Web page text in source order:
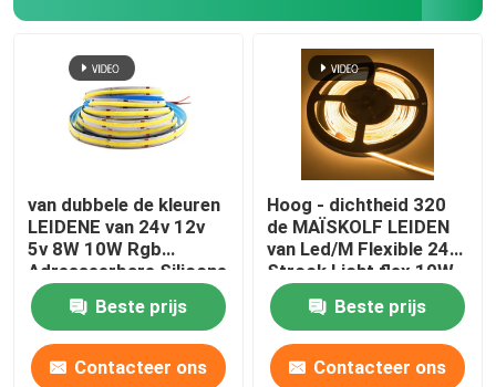
licht van de neon het flexibele strook
De Strooklicht van het siliconeneon
geleid maïskolflicht
Flexibele LEIDEN Strooklicht
Horizon Lineair Licht
van dubbele de kleuren
LEIDENE van 24v 12v
5v 8W 10W Rgb
Adresseerbare Silicone
MAÏSKOLF het Lichte
Rgbcw RgbwBeste prijs
Contacteer ons
Hoog - dichtheid 320
de MAÏSKOLF LEIDEN
van Led/M Flexible 24V
Strook Licht flex 10W
warm wit
Beste prijs
Contacteer ons